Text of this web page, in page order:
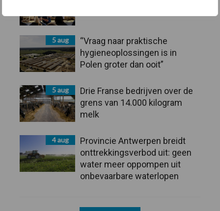
5 aug
“Vraag naar praktische
hygieneoplossingen is in
Polen groter dan ooit”
5 aug
Drie Franse bedrijven over de
grens van 14.000 kilogram
melk
4 aug
Provincie Antwerpen breidt
onttrekkingsverbod uit: geen
water meer oppompen uit
onbevaarbare waterlopen